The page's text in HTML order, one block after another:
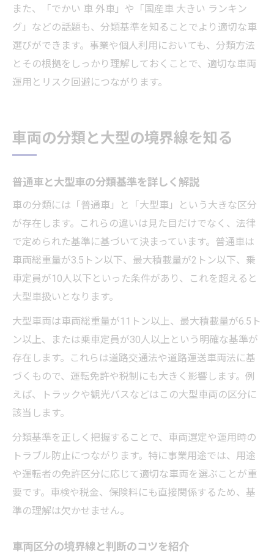
また、「でかい 車 外車」や「国産車 大きい ランキン
グ」などの話題も、分類基準を知ることでより適切な車
選びができます。事業や個人利用においても、分類方法
とその根拠をしっかり理解しておくことで、適切な車両
運用とリスク回避につながります。
車両の分類と大型の境界線を知る
普通車と大型車の分類基準を詳しく解説
車の分類には「普通車」と「大型車」という大きな区分
が存在します。これらの違いは見た目だけでなく、法律
で定められた基準に基づいて決まっています。普通車は
車両総重量が3.5トン以下、最大積載量が2トン以下、乗
車定員が10人以下といった条件があり、これを超えると
大型車扱いとなります。
大型車両は車両総重量が11トン以上、最大積載量が6.5ト
ン以上、または乗車定員が30人以上という明確な基準が
存在します。これらは道路交通法や道路運送車両法に基
づくもので、運転免許や税制にも大きく影響します。例
えば、トラックや観光バスなどはこの大型車両の区分に
該当します。
分類基準を正しく把握することで、車両選定や運用時の
トラブル防止につながります。特に事業用途では、用途
や運転者の免許区分に応じて適切な車両を選ぶことが重
要です。車検や税金、保険料にも直接関係するため、基
準の理解は欠かせません。
車両区分の境界線と判断のコツを紹介